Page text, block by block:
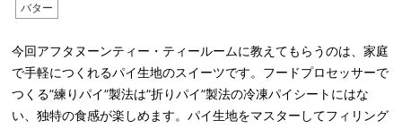
バター
今回アフタヌーンティー・ティールームに教えてもらうのは、家庭
で手軽につくれるパイ生地のスイーツです。フードプロセッサーで
つくる”練りパイ”製法は”折りパイ”製法の冷凍パイシートにはな
い、独特の食感が楽しめます。パイ生地をマスターしてフィリング